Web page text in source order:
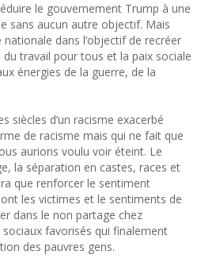
le gouvernement Trump à une
sans aucun autre objectif. Mais
dans l’objectif de recréer
travail pour tous et la paix sociale
énergies de la guerre, de la
siècles d’un racisme exacerbé
de racisme mais qui ne fait que
aurions voulu voir éteint. Le
la séparation en castes, races et
que renforcer le sentiment
les victimes et le sentiments de
dans le non partage chez
favorisés qui finalement
des pauvres gens.